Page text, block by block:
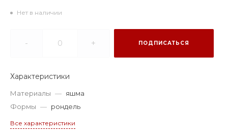
Нет в наличии
- + ПОДПИСАТЬСЯ
Характеристики
Материалы — яшма
Формы — рондель
Все характеристики